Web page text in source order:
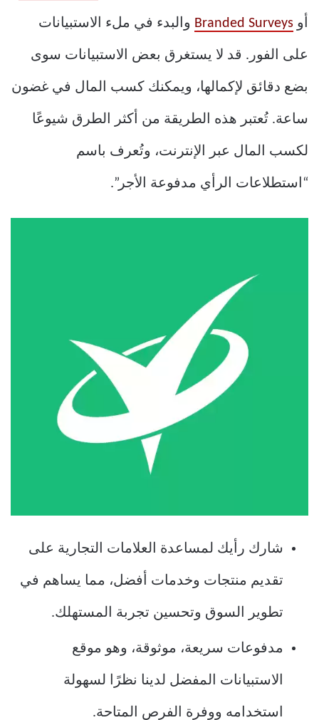
أو Branded Surveys والبدء في ملء الاستبيانات
على الفور. قد لا يستغرق بعض الاستبيانات سوى
بضع دقائق لإكمالها، ويمكنك كسب المال في غضون
ساعة. تُعتبر هذه الطريقة من أكثر الطرق شيوعًا
لكسب المال عبر الإنترنت، وتُعرف باسم
“استطلاعات الرأي مدفوعة الأجر”.
شارك رأيك لمساعدة العلامات التجارية على
تقديم منتجات وخدمات أفضل، مما يساهم في
تطوير السوق وتحسين تجربة المستهلك.
مدفوعات سريعة، موثوقة، وهو موقع
الاستبيانات المفضل لدينا نظرًا لسهولة
استخدامه ووفرة الفرص المتاحة.